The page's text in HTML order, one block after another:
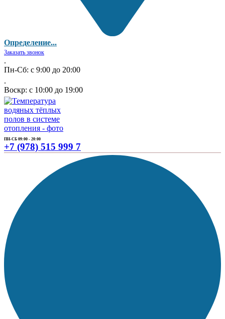
Определение...
Заказать звонок
.
Пн-Сб: с 9:00 до 20:00
.
Воскр: с 10:00 до 19:00
ПН-СБ 09:00 - 20:00
+7 (978) 515 999 7